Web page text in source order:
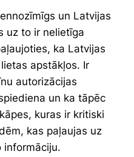
un Latvijas
uz to ir nelietīga
ka Latvijas
apstākļos. Ir
autorizācijas
un ka tāpēc
kuras ir kritiski
kas paļaujas uz
informāciju.